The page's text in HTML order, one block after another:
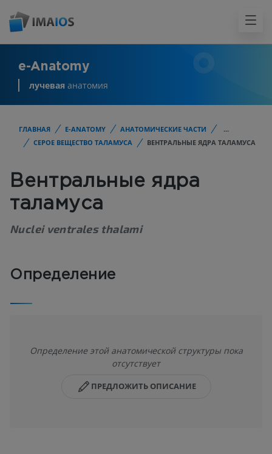
e-Anatomy
лучевая анатомия
ГЛАВНАЯ E-ANATOMY АНАТОМИЧЕСКИЕ ЧАСТИ
...
СЕРОЕ ВЕЩЕСТВО ТАЛАМУСА
ВЕНТРАЛЬНЫЕ ЯДРА ТАЛАМУСА
Вентральные ядра
таламуса
Nuclei ventrales thalami
Определение
Определение этой анатомической структуры пока
отсутствует
ПРЕДЛОЖИТЬ ОПИСАНИЕ